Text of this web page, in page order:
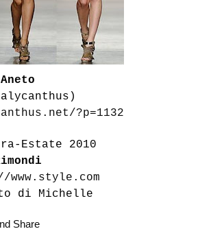
?p=1132
Estate 2010
di Michelle